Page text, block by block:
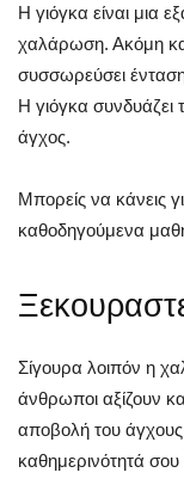
Η γιόγκα είναι μια
χαλάρωση. Ακόμη
συσσωρεύσει
Η γιόγκα
άγχος.
Μπορείς να κάνεις
καθοδηγούμενα
Σίγουρα λοιπόν η
άνθρωποι αξίζουν
αποβολή του
καθημερινότητά